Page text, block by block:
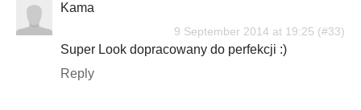
Kama
9 September 2014 at 19:25
Super Look dopracowany do perfekcji :)
Reply